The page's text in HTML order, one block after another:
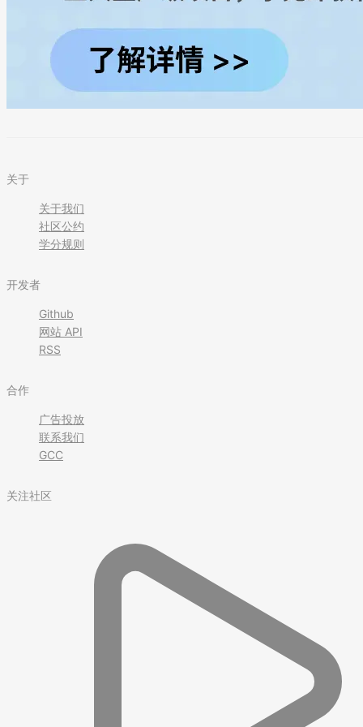
关于
关于我们
社区公约
学分规则
开发者
Github
网站 API
RSS
合作
广告投放
联系我们
GCC
关注社区